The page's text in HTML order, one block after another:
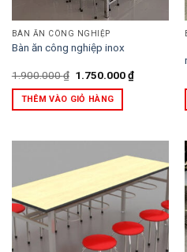
BÀN ĂN CÔNG NGHIỆP
Bàn ăn công nghiệp inox
1.900.000₫ Giá
là:
1.900.000 ₫.
1.750.000₫Giá
hiện
1.750.000
THÊM VÀO GIỎ HÀNG